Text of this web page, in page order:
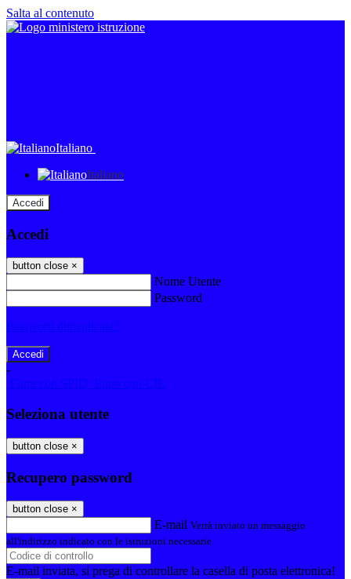
Salta al contenuto
Italiano
Italiano
Accedi
Accedi
button close ×
Nome Utente
Password
Password dimenticata?
-
Entra con SPID
Entra con CIE
Seleziona utente
button close ×
Recupero password
button close ×
E-mail Verrà inviato un messaggio
all'indirizzo indicato con le istruzioni necessarie.
E-mail inviata, si prega di controllare la casella di posta elettronica!